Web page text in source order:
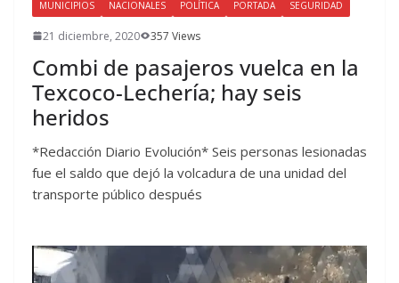
MUNICIPIOS NACIONALES POLÍTICA PORTADA SEGURIDAD
21 diciembre, 2020 357 Views
Combi de pasajeros vuelca en la
Texcoco-Lechería; hay seis
heridos
*Redacción Diario Evolución* Seis personas lesionadas
fue el saldo que dejó la volcadura de una unidad del
transporte público después